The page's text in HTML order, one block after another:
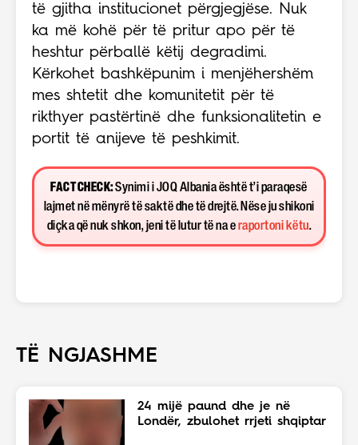
të gjitha institucionet përgjegjëse. Nuk
ka më kohë për të pritur apo për të
heshtur përballë këtij degradimi.
Kërkohet bashkëpunim i menjëhershëm
mes shtetit dhe komunitetit për të
rikthyer pastërtinë dhe funksionalitetin e
portit të anijeve të peshkimit.
FACT CHECK:Synimi i JOQ Albania është t’i paraqesë
lajmet në mënyrë të saktë dhe të drejtë. Nëse ju shikoni
diçka që nuk shkon, jeni të lutur të na e raportoni këtu.
TË NGJASHME
24 mijë paund dhe je në
Londër, zbulohet rrjeti shqiptar